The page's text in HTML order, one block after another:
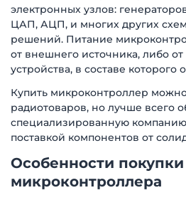
электронных узлов:
ЦАП, АЦП, и многих других
решений. Питание
от внешнего источника, либо
устройства, в составе которого
Купить микроконтроллер
радиотоваров, но лучше всего
специализированную
поставкой компонентов от
Особенности покупки
микроконтроллера